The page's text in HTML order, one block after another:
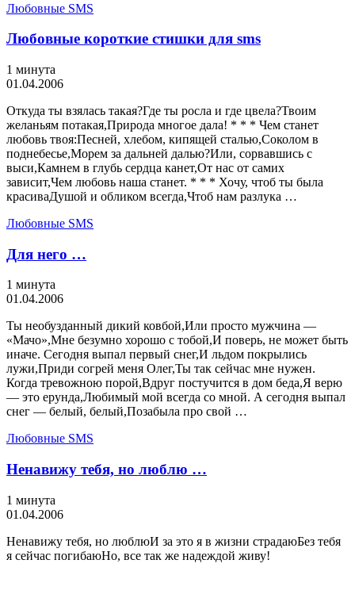
Любовные SMS
Любовные короткие стишки для sms
1 минута
01.04.2006
Откуда ты взялась такая?Где ты росла и где цвела?Твоим
желаньям потакая,Природа многое дала! * * * Чем станет
любовь твоя:Песней, хлебом, кипящей сталью,Соколом в
поднебесье,Морем за дальней далью?Или, сорвавшись с
выси,Камнем в глубь сердца канет,От нас от самих
зависит,Чем любовь наша станет. * * * Хочу, чтоб ты была
красиваДушой и обликом всегда,Чтоб нам разлука …
Любовные SMS
Для него …
1 минута
01.04.2006
Ты необузданный дикий ковбой,Или просто мужчина —
«Мачо»,Мне безумно хорошо с тобой,И поверь, не может быть
иначе. Сегодня выпал первый снег,И льдом покрылись
лужи,Приди согрей меня Олег,Ты так сейчас мне нужен.
Когда тревожною порой,Вдруг постучится в дом беда,Я верю
— это ерунда,Любимый мой всегда со мной. А сегодня выпал
снег — белый, белый,Позабыла про свой …
Любовные SMS
Ненавижу тебя, но люблю …
1 минута
01.04.2006
Ненавижу тебя, но люблюИ за это я в жизни страдаюБез тебя
я сейчас погибаюНо, все так же надеждой живу!